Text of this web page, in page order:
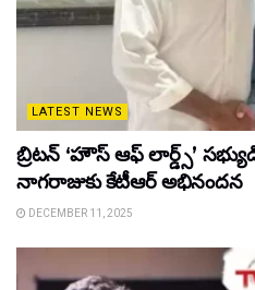
LATEST NEWS
బ్రిటన్ ‘హౌస్ ఆఫ్ లార్డ్స్’
నాగరాజుకు కేటీఆర్ అభినందన
DECEMBER 11, 2025